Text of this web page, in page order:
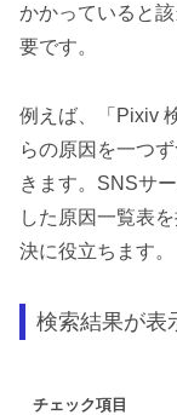
かかっていると
要です。
例えば、「Pixiv
らの原因を一つ
きます。SNSサ
した原因一覧表
決に役立ちます。
検索結果が表
チェック項目